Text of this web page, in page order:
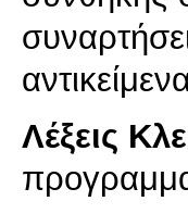
Λέξεις